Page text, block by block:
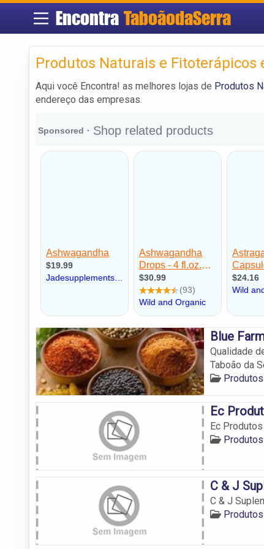
Encontra TaboãodaSerra
Produtos Naturais e Fitoterápicos
Aqui você Encontra! as melhores lojas de Produtos
endereço das empresas.
Blue
Qualidade
Taboão da
Ec
Ec
C & J
C & J